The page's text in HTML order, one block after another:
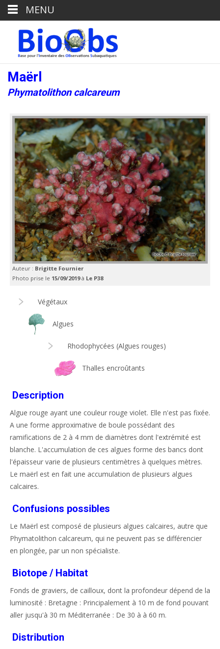
Maërl
Phymatolithon calcareum
Auteur : Brigitte Fournier
Photo prise le 15/09/2019à Le P38
Végétaux
Algues
Rhodophycées (Algues rouges)
Thalles encroûtants
Description
Algue rouge ayant une couleur rouge violet. Elle n'est pas fixée.
A une forme approximative de boule possédant des
ramifications de 2 à 4 mm de diamètres dont l'extrémité est
blanche. L'accumulation de ces algues forme des bancs dont
l'épaisseur varie de plusieurs centimètres à quelques mètres.
Le maërl est en fait une accumulation de plusieurs algues
calcaires.
Confusions possibles
Le Maërl est composé de plusieurs algues calcaires, autre que
Phymatolithon calcareum, qui ne peuvent pas se différencier
en plongée, par un non spécialiste.
Biotope / Habitat
Fonds de graviers, de cailloux, dont la profondeur dépend de la
luminosité : Bretagne : Principalement à 10 m de fond pouvant
aller jusqu'à 30 m Méditerranée : De 30 à à 60 m.
Distribution
MENU